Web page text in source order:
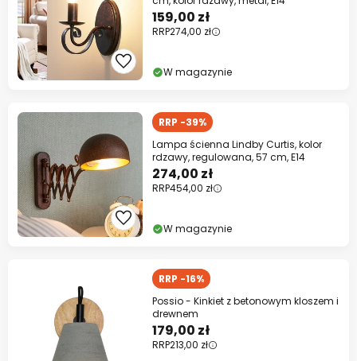
159,00 zł
RRP274,00 zł
W magazynie
RRP -39%
Lampa ścienna Lindby Curtis, kolor
rdzawy, regulowana, 57 cm, E14
274,00 zł
RRP454,00 zł
W magazynie
RRP -16%
Possio - Kinkiet z betonowym kloszem i
drewnem
179,00 zł
RRP213,00 zł